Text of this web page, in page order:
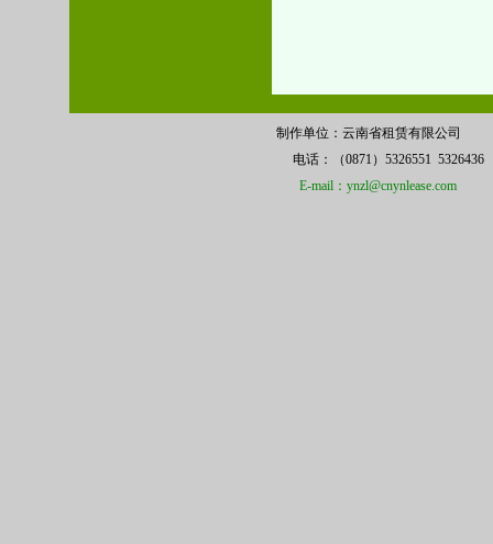
制作单位：云南省租赁有限公司
电话：（0871）5326551
E-mail：ynzl@cnynlease.com备